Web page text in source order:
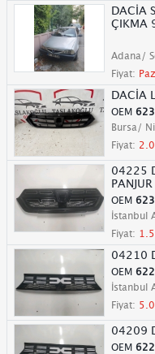
DACİA
ÇIKMA
Adana/
Fiyat:
DACİA
OEM
Bursa/
Fiyat:
04225
PANJUR
OEM
İstanbul
Fiyat:
04210
OEM
İstanbul
Fiyat:
04209
OEM